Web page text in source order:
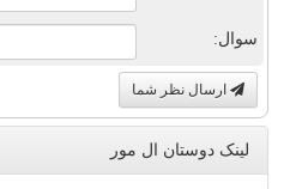
سوال:
ارسال نظر شما
لینک دوستان ال مور